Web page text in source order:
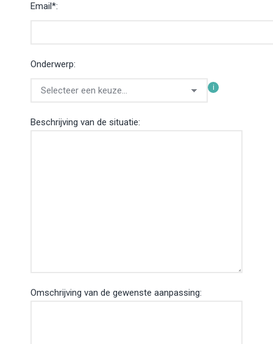
Email*:
Onderwerp:
i
Beschrijving van de situatie:
Omschrijving van de gewenste aanpassing: